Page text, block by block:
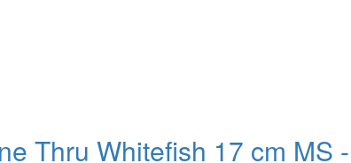
Thru Whitefish 17 cm MS